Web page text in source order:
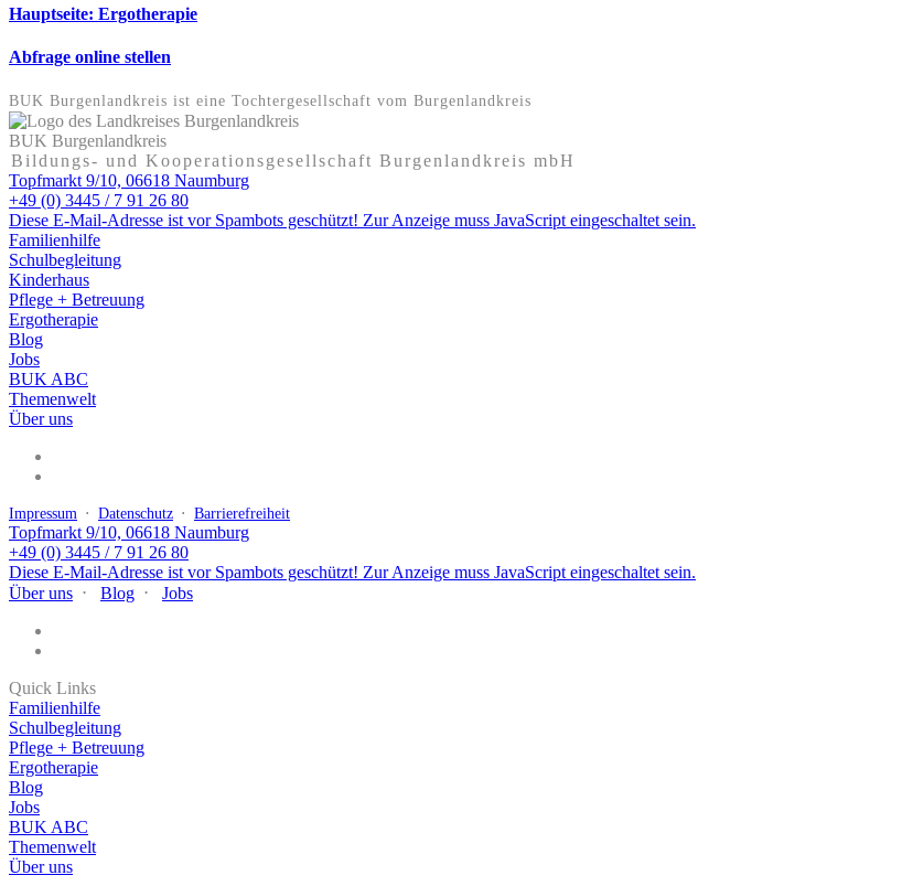
Hauptseite: Ergotherapie
Abfrage online stellen
BUK Burgenlandkreis ist eine Tochter­gesellschaft vom Burgenlandkreis
BUK Burgenlandkreis
Bildungs- und Kooperationsgesellschaft Burgenlandkreis mbH
Topfmarkt 9/10, 06618 Naumburg
+49 (0) 3445 / 7 91 26 80
Diese E-Mail-Adresse ist vor Spambots geschützt! Zur Anzeige muss JavaScript eingeschaltet sein.
Familienhilfe
Schulbegleitung
Kinderhaus
Pflege + Betreuung
Ergotherapie
Blog
Jobs
BUK ABC
Themenwelt
Über uns
Impressum ⋅ Datenschutz ⋅ Barrierefreiheit
Topfmarkt 9/10, 06618 Naumburg
+49 (0) 3445 / 7 91 26 80
Diese E-Mail-Adresse ist vor Spambots geschützt! Zur Anzeige muss JavaScript eingeschaltet sein.
Über uns ⋅ Blog ⋅ Jobs
Quick Links
Familienhilfe
Schulbegleitung
Pflege + Betreuung
Ergotherapie
Blog
Jobs
BUK ABC
Themenwelt
Über uns